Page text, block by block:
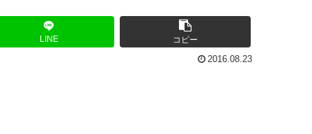
LINE
コピー
2016.08.23